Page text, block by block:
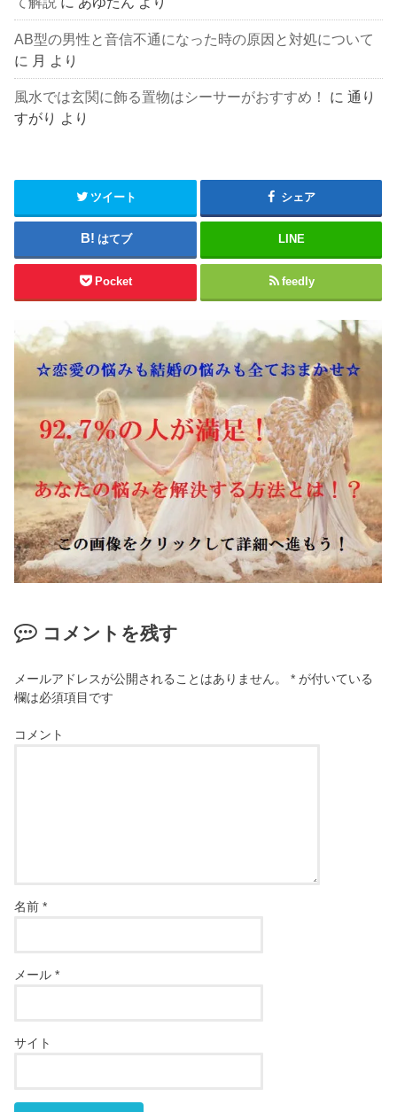
AB型の男性と音信不通になった時の原因と対処について
に 月 より
風水では玄関に飾る置物はシーサーがおすすめ！ に通り
すがり より
ツイート シェア
はてブ LINE
Pocket feedly
コメントを残す
メールアドレスが公開されることはありません。 * が付いている
欄は必須項目です
コメント
名前*
メール*
サイト